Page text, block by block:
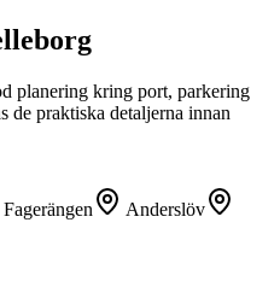
planering kring port, parkering
de praktiska detaljerna innan
Fagerängen
Anderslöv